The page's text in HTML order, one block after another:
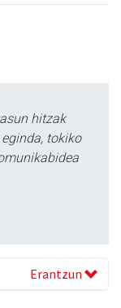
hitzak
tokiko
Erantzun